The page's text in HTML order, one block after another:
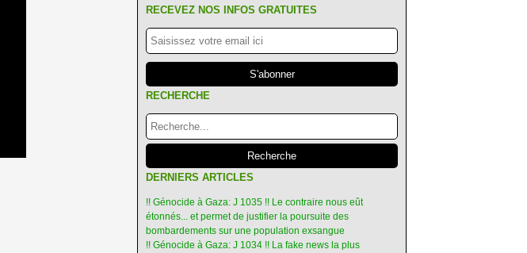
RECEVEZ NOS INFOS GRATUITES
RECHERCHE
DERNIERS ARTICLES
!! Génocide à Gaza: J 1035 !! Le contraire nous eût
étonnés... et permet de justifier la poursuite des
bombardements sur une population exsangue
!! Génocide à Gaza: J 1034 !! La fake news la plus